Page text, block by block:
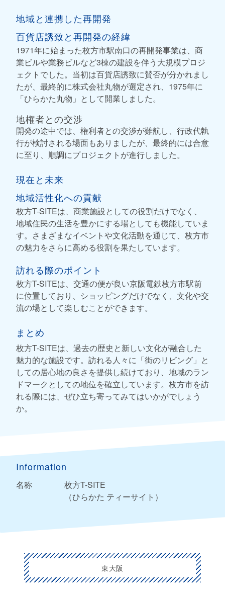
地域と連携した再開発
百貨店誘致と再開発の経緯
1971年に始まった枚方市駅南口の再開発事業は、商
業ビルや業務ビルなど3棟の建設を伴う大規模プロジ
ェクトでした。当初は百貨店誘致に賛否が分かれまし
たが、最終的に株式会社丸物が選定され、1975年に
「ひらかた丸物」として開業しました。
地権者との交渉
開発の途中では、権利者との交渉が難航し、行政代執
行が検討される場面もありましたが、最終的には合意
に至り、順調にプロジェクトが進行しました。
現在と未来
地域活性化への貢献
枚方T-SITEは、商業施設としての役割だけでなく、
地域住民の生活を豊かにする場としても機能していま
す。さまざまなイベントや文化活動を通じて、枚方市
の魅力をさらに高める役割を果たしています。
訪れる際のポイント
枚方T-SITEは、交通の便が良い京阪電鉄枚方市駅前
に位置しており、ショッピングだけでなく、文化や交
流の場として楽しむことができます。
まとめ
枚方T-SITEは、過去の歴史と新しい文化が融合した
魅力的な施設です。訪れる人々に「街のリビング」と
しての居心地の良さを提供し続けており、地域のラン
ドマークとしての地位を確立しています。枚方市を訪
れる際には、ぜひ立ち寄ってみてはいかがでしょう
か。
Information
名称
枚方T-SITE
（ひらかた ティーサイト）
東大阪